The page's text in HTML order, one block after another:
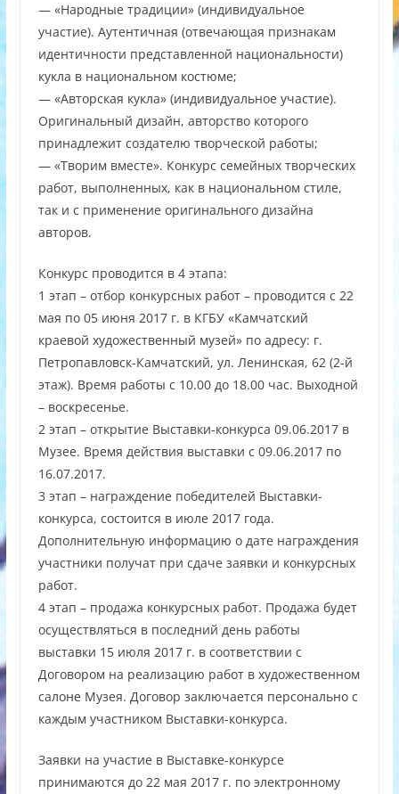
— «Народные традиции» (индивидуальное
участие). Аутентичная (отвечающая признакам
идентичности представленной национальности)
кукла в национальном костюме;
— «Авторская кукла» (индивидуальное участие).
Оригинальный дизайн, авторство которого
принадлежит создателю творческой работы;
— «Творим вместе». Конкурс семейных творческих
работ, выполненных, как в национальном стиле,
так и с применение оригинального дизайна
авторов.
Конкурс проводится в 4 этапа:
1 этап – отбор конкурсных работ – проводится с 22
мая по 05 июня 2017 г. в КГБУ «Камчатский
краевой художественный музей» по адресу: г.
Петропавловск-Камчатский, ул. Ленинская, 62 (2-й
этаж). Время работы с 10.00 до 18.00 час. Выходной
– воскресенье.
2 этап – открытие Выставки-конкурса 09.06.2017 в
Музее. Время действия выставки с 09.06.2017 по
16.07.2017.
3 этап – награждение победителей Выставки-
конкурса, состоится в июле 2017 года.
Дополнительную информацию о дате награждения
участники получат при сдаче заявки и конкурсных
работ.
4 этап – продажа конкурсных работ. Продажа будет
осуществляться в последний день работы
выставки 15 июля 2017 г. в соответствии с
Договором на реализацию работ в художественном
салоне Музея. Договор заключается персонально с
каждым участником Выставки-конкурса.
Заявки на участие в Выставке-конкурсе
принимаются до 22 мая 2017 г. по электронному